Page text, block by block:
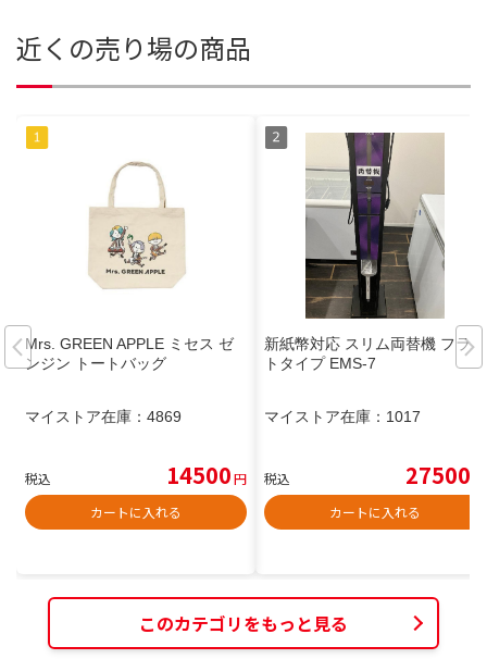
近くの売り場の商品
Mrs. GREEN APPLE ミセス ゼ
ンジン トートバッグ
マイストア在庫： 4869
税込 14500円
カートに入れる
新紙幣対応 スリム両替機 フラッ
トタイプ EMS-7
マイストア在庫： 1017
税込 27500
カートに入れる
このカテゴリをもっと見る